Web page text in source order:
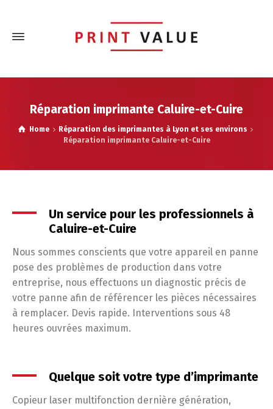
Réparation imprimante Caluire-et-Cuire
Home
Réparation des imprimantes à Lyon et ses environs
Réparation imprimante Caluire-et-Cuire
Un service pour les professionnels à
Caluire-et-Cuire
Nous sommes conscients que votre appareil en panne
pose des problèmes de production dans votre
entreprise, nous effectuons un diagnostic précis de
votre panne afin de référencer les pièces nécessaires
à remplacer. Devis rapide. Interventions sous 48
heures ouvrées maximum.
Quelque soit votre type d’imprimante
Copieur laser multifonction dernière génération,